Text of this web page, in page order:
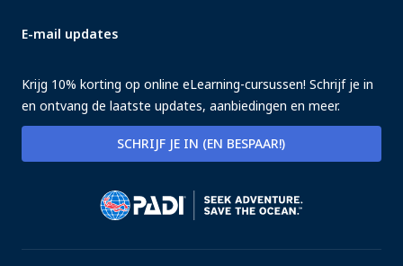
E-mail updates
Krijg 10% korting op online eLearning-cursussen! Schrijf je in
en ontvang de laatste updates, aanbiedingen en meer.
SCHRIJF JE IN (EN BESPAAR!)